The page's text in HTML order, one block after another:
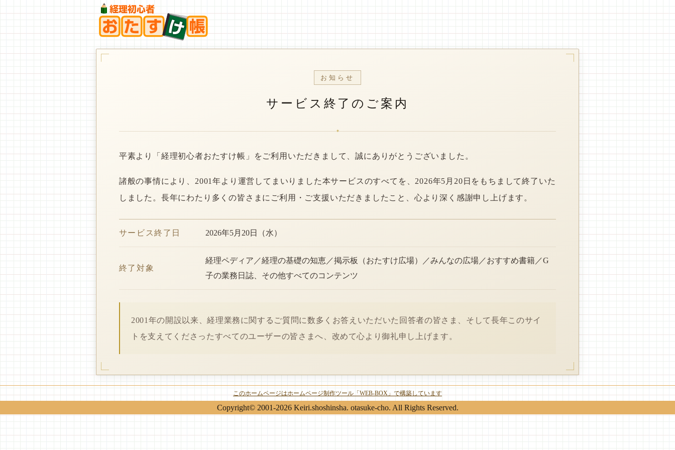
お知らせ
サービス終了のご案内
*
平素より「経理初心者おたすけ帳」をご利用いただきまして、誠にありがとうございました。
諸般の事情により、2001年より運営してまいりました本サービスのすべてを、2026年5月20日をもちまして終了いた
しました。長年にわたり多くの皆さまにご利用・ご支援いただきましたこと、心より深く感謝申し上げます。
サービス終了日 2026年5月20日（水）
終了対象
経理ペディア／経理の基礎の知恵／掲示板（おたすけ広場）／みんなの広場／おすすめ書籍／G
子の業務日誌、その他すべてのコンテンツ
2001年の開設以来、経理業務に関するご質問に数多くお答えいただいた回答者の皆さま、そして長年このサイ
トを支えてくださったすべてのユーザーの皆さまへ、改めて心より御礼申し上げます。
このホームページはホームページ制作ツール「WEB-BOX」で構築しています
Copyright© 2001-2026 Keiri.shoshinsha. otasuke-cho. All Rights Reserved.